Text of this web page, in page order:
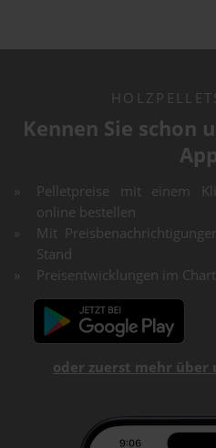
Kennen Sie schon
Pelletpreise mit einem
online bestellen
Mit
Stand
Preisentwicklungen im
oder zuerst mehr über